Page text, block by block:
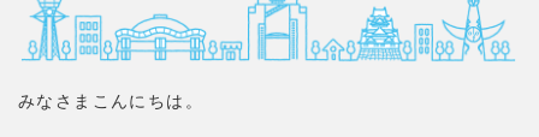
みなさまこんにちは。